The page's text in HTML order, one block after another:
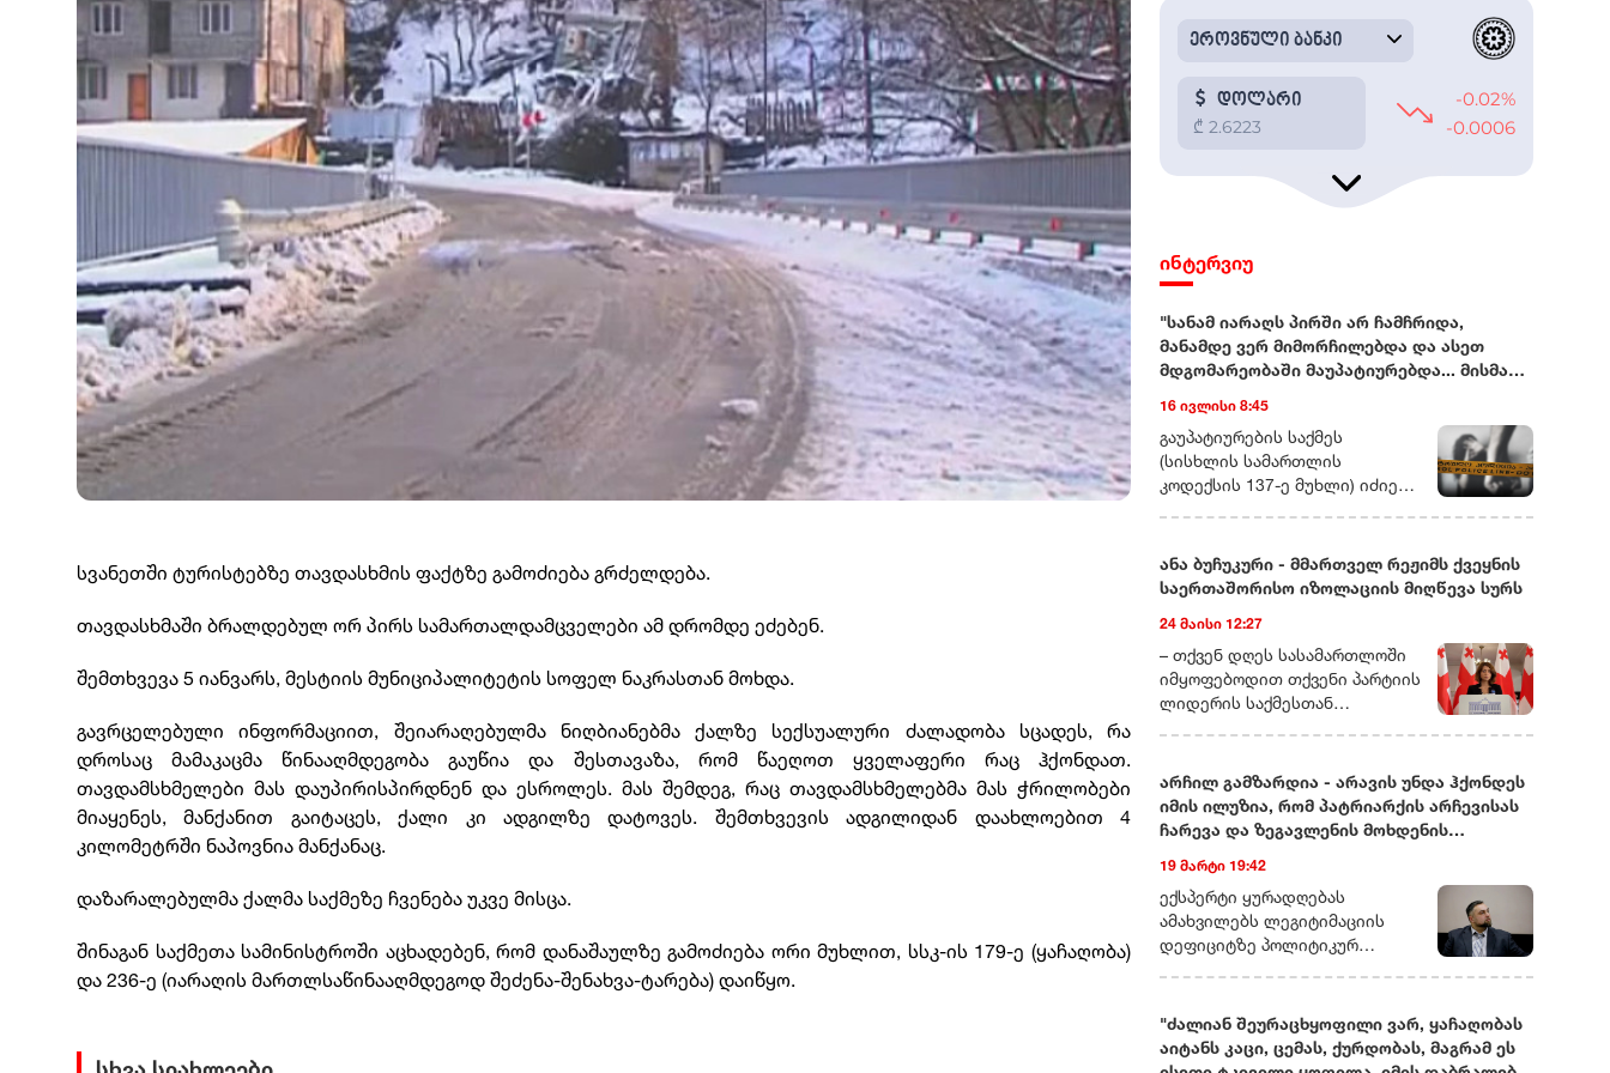
სვანეთში ტურისტებზე თავდასხმის ფაქტზე გამოძიება გრძელდება.
თავდასხმაში ბრალდებულ ორ პირს სამართალდამცველები ამ დრომდე ეძებენ.
შემთხვევა 5 იანვარს, მესტიის მუნიციპალიტეტის სოფელ ნაკრასთან მოხდა.
გავრცელებული ინფორმაციით, შეიარაღებულმა ნიღბიანებმა ქალზე სექსუალური ძალადობა სცადეს, რა
დროსაც მამაკაცმა წინააღმდეგობა გაუწია და შესთავაზა, რომ წაეღოთ ყველაფერი რაც ჰქონდათ.
თავდამსხმელები მას დაუპირისპირდნენ და ესროლეს. მას შემდეგ, რაც თავდამსხმელებმა მას ჭრილობები
მიაყენეს, მანქანით გაიტაცეს, ქალი კი ადგილზე დატოვეს. შემთხვევის ადგილიდან დაახლოებით 4
კილომეტრში ნაპოვნია მანქანაც.
დაზარალებულმა ქალმა საქმეზე ჩვენება უკვე მისცა.
შინაგან საქმეთა სამინისტროში აცხადებენ, რომ დანაშაულზე გამოძიება ორი მუხლით, სსკ-ის 179-ე (ყაჩაღობა)
და 236-ე (იარაღის მართლსაწინააღმდეგოდ შეძენა-შენახვა-ტარება) დაიწყო.
ინტერვიუ
"სანამ იარაღს პირში არ ჩამჩრიდა,
მანამდე ვერ მიმორჩილებდა და ასეთ
მდგომარეობაში მაუპატიურებდა... მისმა
გამაუპატიურეს"
16 ივლისი 8:45
გაუპატიურების საქმეს (სისხლის სამართლის კოდექსის 137-ე მუხლი) იძიებს შინაგან საქმეთა სამინისტროს სამეგრელო-ზემო სვანეთის პოლიციის დეპარტამენტი.ორი, ერთმანეთისგან დამოუკიდებელი წყარო გვეუბნება, რომ პოლიციამ უკვე დაკითხა ის ადამიანები, რომლებმაც, შესაძლოა, ამ ისტორიის შესახებ რამე იცოდნენ.რადიო თავისუფლების ინფორმაციითვე, გამოძიება დაახლოებით ერთი თვის წინ, სოციალურ ქსელში გავრცელებული ვიდეომიმართვების საფუძველზეა დაწყებული.სწორედ ერთი თვის წინ დაუკავშირდა გამომძიებელი 43 წლის ნატა ვიბლიანს, ქალს, რომელიც ამბობს, რომ 90-იან წლებში, რამდენიმე წლის განმავლობაში, მას სისტემატურად აუპატიურებდა თანასოფლელი, სრულწლოვანი კაცი. ამ კაცის გარდა, ნატა ვიბლიანი გაუპატიურებაში ბრალს კიდევ სამ თანასოფლელს სდებს.ვიდეომიმართვებით დაწყებული საქმენატა ვიბლიანის ვიდეომიმართვები სოციალურ ქსელში დაახლოებით სამი თვის წინ გამოჩნდა. ემიგრანტი ქალი ჰყვებოდა, რომ 1990-იან წლებში, სვანეთში, სოფელ სგურიშში, სადაც ის ოჯახთან ერთად ცხოვრობდა, სისტემატური სექსუალური ძალადობის მსხვერპლი იყო. ქალი ღიად ასახელებს იმ კაცების ვინაობას, რომლებმაც მისი თქმით, მასზე ბავშვობისას იძალადეს.ამ ჩანაწერებს არაერთგვაროვანი გამოხმაურება მოჰყვა - სოციალური ქსელების მომხმარებლების ნაწილი გამოძიების დაწყებას, ქალის უფლებების დაცვას, სამართლიანობის აღდგენას მოითხოვს. ისინი ნატა ვიბლიანის მხარდამჭერ, სოლიდარობის გამომხატველ ვიდეომიმართვებსაც ავრცელებენ.ნაწილს კი მიაჩნია, რომ ქალი ყოფილი თანასოფლელების რეპუტაციის შელახვას ცდილობს და ვიდეოების კომენტარებში მას შეურაცხმყოფელი სიტყვებით მიმართავს.„მაუპატიურებდა ბოსელში, სახლში, მინდორში“ - ნატა ვიბლიანის ნაამბობინატა ვიბლიანს რადიო თავისუფლება პირველად რამდენიმე დღის წინ, საზღვარგარეთ დაუკავშირდა. ის წლებია, ემიგრაციაში ცხოვრობს. ჰყავს შვილი და სამი თვის შვილიშვილი.გვეუბნება, რომ ამ 35 წლის განმავლობაში, არ ყოფილა დღე, როდესაც მის თავს გადამხდარ ამბავზე არ უფიქრია: „როცა ძალა მოვიკრიბე, როცა რაღაც ცოდნაც დავაგროვე, გავბედე და ვთქვი, იმ ხალხის დასასჯელად კი არა, სამართლიანობის აღსადგენად“, - ამბობს ნატა ვიბლიანი.ქალს უჭირს დააზუსტოს კონკრეტული წლები, როცა მისი თქმით, თანასოფლელი კაცი - ნათლიის ძმა, მასზე სექსუალურად ძალადობდა:„4 კლასის განათლება მაქვს. ნათლად მახსოვს ფაქტები, მაგრამ წლების დასახელება მიჭირს. მამაჩემის გარდაცვალებიდან ერთი წლის შემდეგ დაიწყო ეს ჯოჯოხეთი. მამას წლისთავის მერე, რამდენიმე დღეში. მამა 7 წლის ასაკში ჩამაკვდა ხელებში და ოთხი და-ძმა დავრჩით, დედაჩემის ამარა“.ნატა ვიბლიანი ამბობს, რომ კაცმა ის პირველად საქონლის სადგომში გააუპატიურა:„ძროხას ვწველიდი, იქ შემოვიდა. თავზე გადამისვა ხელი, ნუ გეშინიაო... ტკივილისგან გავითიშე, რამდენი ხანი ვეგდე იმ ბოსელში, იმ მდგომარეობაში, არ მახსოვს. გონზე რომ მოვედი, ეს ადამიანი იქ აღარ იყო. დამტოვა და გაიქცა“...ნატა ვიბლიანი ჰყვება, რომ იმ დღის შემდეგ, მასზე ძალადობა სისტემატური გახდა, მათ შორის, იარაღის მუქარით:„დაუმორჩილებელი ბავშვი ვიყავი, სანამ იარაღს არ აიღებდა და პირში არ ჩამჩრიდა პისტოლეტის ლულას, მანამდე ვერ მიმორჩილებდა და ასეთ მდგომარეობაში მაუპატიურებდა. ჩემს უმცროს ძმებს უშვერდა იარაღს და ამბობდა, რომ ხმას თუ ამოვიღებდი, იმათ დახოცავდა“.ქალი არამხოლოდ გაუპატიურებაზე არამედ ძალადობისა და დაშინების სხვა ეპიზოდებსაც ჰყვება:„ცხენზე გამომაბა და სადაც ზაფხულობით, საბალახოდ გადაგვყავდა საქონელი, იქამდე მათრია ცხენზე მიბმული, რომ ვინმესთვის არ მეთქვა სიმართლე“.ნატა ვიბლიანის მონათხრობით, ის 14 წლის იქნებოდა, როდესაც დაორსულდა და ბავშვი ნაადრევად გააჩინა:„ვიცი, რომ ცოცხალი დაიბადა, დავინახე და ხმაც გავიგე, ჩემი ინფორმაციით, ექიმი, რომელმაც მამშობიარა, ცოცხალი აღარაა. მახსოვს დიალოგი, ექიმმა როგორ იკითხა ბავშვზე, რა ვუყოთო და ის [კაცი, რომელიც ნატა ვიბლიანის თქმით, მასზე სექსუალურად ძალადობდა] პასუხობდა, მოკალითო. ბავშვს რა ბედი ეწია, არ ვიცი“.43 წლის ქალი ამბობს, რომ სოფელ სგურიშში, როგორც მისმა ოჯახის წევრებმა და ნათესავებმა, ისე სხვა თანასოფლელებმა იცოდნენ, რომ მასზე სექსუალურად ძალადობდნენ, თუმცა ამბობს, რომ თანასოფლელები, მათ შორის, საკუთარი გვარიც წარმომადგენლებიც მას ადანაშაულებდნენ: "[ვიბლიანებთან] ნათლობის სუფრაზე მივედი, გამოვიდნენ, თუკი რამე სალანძღავი სიტყვა იყო, ყველაფერი მეძახეს. ეზოში ბავშვები იყვნენ და ბავშვებმა ქვების სროლით გამომაცილეს".ნატა ვიბლიანის თქმით, 1990-იანი წლების შუაში, ზუგდიდის სამხარეო პოლიციას მიმართა მისმა ბაბუამ, დედის მამამ, თუმცა, საქმის გამოძიება მალევე შეწყდა:„ექსპერტიზაც ჩამიტარეს მაშინ. მაგრამ ამ ადამიანს ნაცნობები ჰყავდა პოლიციაში და ძალიან ბევრი რამ მიიჩქმალა. დაახლოებით ერთ კვირაში, ისევ ჩემმა ოჯახმა, საჩივარი უკან გამოიტანა და ასე დასრულდა ეს საქმე“."რადიო თავისუფლებამ" შინაგან საქმეთა სამინისტროსგან გამოითხოვა 1990-იან წლებში დაწყებული გამოძიების შესახებ ინფორმაცია. უწყებისგან პასუხი ჯერ არ მიგვიღია.გარდა იმ კაცისა, რომელიც ნატა ვიბლიანის თქმით, მასზე სისტემატურად ძალადობდა, ქალი ამბობს, რომ ის იმავე პერიოდში გააუპატიურა კიდევ სამმა კაცმა:„სამივენი ამ კაცის ნათესავები არიან. მათ სწორედ მისი ჩარევით გამაუპატიურეს, მისი სიბინძურის დასაფარად, რომ ხმა ვერ ამომეღო ვერასდროს, როგორც ქალს, რომ ვერასდროს მეთქვა, რომ მე ამდენმა კაცმა გამაუპატიურა“.ნატა ვიბლიანი ამბობს, რომ ის და მისი ოჯახი, მოგვარეების ნაწილის ზეწოლის გამო იძულებული გახდა სოფლიდან 1990-იანი წლების ბოლოს გადასახლებულიყო:„ნოდარიშარები შეგროვდნენ და გადაწყვიტეს, რომ ჩვენი იქ ცხოვრება აღარ შეიძლებოდა, მოგვცეს 22 ათასი ლარი [სოფელში არსებული სახლის სანაცვლო თანხა] და დედასთან და და-ძმებთან ერთად წავედით ზუგდიდში. სოფელში ძალიან კარგი სახლი დავტოვეთ და ზუგდიდში აღმოვჩნდით გაუსაძლის პირობებში. მაშინ ჯერ კიდევ არასრულწლოვანი ვიყავი, მქონდა თვითმკვლელობის მცდელობაც, მაგრამ გადავრჩი.როგორც კი გამოვკეთდი და ძალა მოვიკრიბე, წავედი სახლიდან ქუთაისში და იმის შემდეგ ჩემი ოჯახის წევრებს აღარ გავკარებივარ, აღარც დედმამიშვილებს, არც დედას და არავის. როცა მჭირდებოდა, მაშინ არავინ დამიდგა გვერდში, არც დედაჩემი.ჩემი შვილი ისე გახდა 7 წლის, რომ ნათესავებთან კავშირი არ მქონია. მართალია, შემდეგ აღვადგინე ურთიერთობა, მაგრამ ისე მექცეოდნენ, თითქოს მე ვიყავი დამნაშავე და ამიტომ აღარ მინდა არავისთან ურთიერთობა“.„პირველ რიგში, მოვითხოვთ გამოკითხვას“ - საქმეში ადვოკატი ჩაერთონატა ვიბლიანის ინტერესებს იურისტი მარიამ ბარსონიძე დაიცავს. 15 ივლისს მან უკვე მიმართა შინაგან საქმეთა სამინისტროს, საქმეს კი დაერთო მისი, როგორც ადვოკატის, ორდერი.მარიამ ბარსონიძე რადიო თავისუფლებასთან საუბრისას ამბობს, რომ პირველ რიგში, ის საგამოძიებო უწყებისგან მოითხოვს ნატა ვიბლიანის გამოკითხვას. ის უკვე ესაუბრა საქმის გამომძიებელს„დეტალურად უნდა მოხდეს იმ საზარელი ფაქტების აღწერა, რის შესახებაც ნატა ვიბლიანი ჰყვება. ამის შემდეგ მას აუცილებლად უნდა მიანიჭონ დაზარალებულის სტატუსი და მას, როგორც დაზარალებულს და მე, როგორც დაზარალებულის ადვოკატს, გვექნება სრული უფლება, რომ საქმის მასალებს გავეცნოთ სრულყოფილად“.ადვოკატი უკვე ესაუბრა გამომძიებელს:„ჯერჯერობით, არ მაქვს ინფორმაცია, როდის იგეგმება მისი გამოკითხვა, თუმცა, ეს ცოცხალი პროცესია და ხაზზე ვარ გამომძიებელთან“, - ამბობს მარიამ ბერსონიძე.რა შანსია, რომ 35 წლის შემდეგ გამოძიება სავარაუდო დანაშაულის კვალზე გავიდეს?შესაძლებელია თუ არა, რომ სამი ათწლეულის შემდეგ, პასუხი მოეთხოვოს ადამიანს დანაშაულისთვის, რომლის მსხვერპლიც, სავარაუდოდ, 14 წელს მიუღწეველი ბავშვი იყო?დღეს საქართველოს სისხლის სამართლის კანონმდებლობა არასრულწლოვანის მიმართ ჩადენილი რიგი სექსუალური დანაშაულებისთვის ხანდაზმულობის ვადას აღარ ითვალისწინებს.1990-იან წლებში, სავარაუდოდ ჩადენილი დანაშაულის შემთხვევაში, მნიშვნელოვანია, დადგინდეს დანაშაულის [დანაშაულის ბოლო ეპიზოდის] ჩადენის ზუსტი დრო, მისი სამართლებრივი კვალიფიკაცია, იმ პერიოდში მოქმედი კანონი და ისიც, თუ რა გავლენა შეიძლება ჰქონდეს მოგვიანებით მიღებულ საკანონმდებლო ცვლილებებს.„2020 წლიდან შეიცვალა კანონი და არასრულწლოვანის მიმართ ჩადენილ სქესობრივ დანაშაულებს ხანდაზმულობის ვადა აღარ ეხებათ. თუკი 2020 წლისთვის არ იყო გასული კონკრეტული ხანდაზმულობის ვადა, თავდაპირველად 25 წელი და შემდგომ, 2018-ში შეცვლილი კანონით - 30 წელი, ეს ნიშნავს რომ ნატა ვიბლიანის საქმეს ხანდაზმულობის ვადა აღარ ეხება“, - ეუბნება რადიო თავისუფლებას მარი ვარამაშვილი, ორგანიზაცია „საფარის“ იურისტი. ის სწორედ იმ გოგოებისა და ქალების ინტერესებს იცავს, რომლებიც წლების წინ გახდნენ სქესობრივი დანაშაულის მსხვერპლები და მხოლოდ ახლაღა გადაწყვიტეს ამაზე ხმამაღლა საუბარი:„ეს არ არის ახალი ამბავი, როდესაც ქალები წარსულში, წლების წინ მომხდარი დანაშაულების შესახებ იწყებენ საუბარს. ასეთ დროს ძალიან მნიშვნელოვანია, პროცესში თავად დაზარალებულის ჩართულობა.ამ ეტაპზე, რასაც ვხედავთ, გამოძიება ძალიან შაბლონურადაა დაწყებული. პირველ რიგში, გამოძიება რითაც უნდა დაინტერესდეს, ეს არის დაზარალებულის დროული გამოკითხვა... [უნდა] გამოიკითხოს ყველა ის ადამიანი, ვინც შესაძლოა რაიმე მნიშვნელოვან ინფორმაციას ფლობდეს.ცხადია, საქმეზე, შესაძლოა, დადგეს შედეგი და ასეთ საქმეებზე დამდგარა კიდეც, მთავარია, ეფექტიანი და ყოველმხრივი გამოძიება. მნიშვნელოვანია, რომ ჩატარდეს ქალის ფსიქოლოგიური ექსპერტიზა, რათა ეს მტკიცებულებაც არსებობდეს. ძალიან მნიშვნელოვანია გამოძიებამ გამოითხოვოს არქივიდან ძველი საქმის მასალები. თუკი ეს მასალები არსებობს, ეს უკვე ძალიან მყარი მტკიცებულება იქნება წარსულში ჩადენილი დანაშაულისა. შესაძლოა, მხოლოდ დაზარალებულის ჩვენებითა და ამ მტკიცებულებითაც კი მოხდეს ბრალის წარდგენა“, - ამბობს მარი ვარამაშვილი რადიო თავისუფლებასთან საუბრისას.ნატა ვიბლიანის ინტერესების დამცველს მარიამ ბარსონიძეს მიაჩნია, რომ 43 წლის ქალის საქმე არა მხოლოდ გამოძიების კუთხითაა მნიშვნელოვანი, ის მნიშვნელოვანია იმ ქალებისთვისაც, რომლებიც წლებია დუმან მათ მიმართ ჩადენილი დანაშაულების შესახებ:„ვთვლი, რომ ეს საქმე ბევრი ქალის გზას გახსნის. შესაბამისად, მხოლოდ გამოძიებისა და მისი ხანდაზმულობის კუთხით არ უნდა შევხედოთ ამ საქმეს. საქმეს უნდა შევხედოთ საზოგადოებრივი ინტერესის კუთხითაც.ნატა ვიბლიანის საქმეში არაერთი და ძალიან მძიმე ეპიზოდებია. პირდაპირ გეტყვით, ეს არის ძალიან რთული საქმე და დიდი ალბათობით, შსს მიიღებს გადაწყვეტილებას, რომ აქტიურად აწარმოოს სწორედ ის საგამოძიებო მოქმედებები, რაც შედეგამდე მიიყვანს გამოძიებას. ჩემი პირდაპირი მიზანია, რომ აუცილებლად გამოიკვეთოს დამნაშავეთა წრე და კანონის სრული სიმკაცრით დაისაჯოს თითოეული მათგანი“, - უთხრა რადიო თავისუფლებას მარიამ ბარსონიძემ.ნატა ვიბლიანი რადიო თავისუფლებას ეუბნება, რომ მიუხედავად იმისა, რომ საქართველოდან შორსაა, თავს უსაფრთხოდ მაინც არ გრძნობს და ამ ამბის გახმაურების გამო, ანგარიშსწორების ეშინია:"მე სვანეთის ხუთი გვარი ვამხილე. ხუთი გვარი მემტერება და მომდევს და რომელი გამისწორდება, არ ვიცი. ახლა, მართალია საქართველოში არ ვარ, მაგრამ არც აქ ვგრძნობ თავს უსაფრთხოდ. გან
ანა ბუჩუკური - მმართველ რეჟიმს ქვეყნის
საერთაშორისო იზოლაციის მიღწევა სურს
24 მაისი 12:27
– თქვენ დღეს სასამართლოში
იმყოფებოდით თქვენი პარტიის
ლიდერის საქმესთან
ეს საქმე და რამდენად
სიმბოლურად ასახავს იმას, რაც
ახლა საქართველოში
ოპოზიციური ძალების თავს
ხდება?– დარწმუნებული ვარ,
უკვე იცით, რომ დღეს თითქმის
ყველა ოპოზიციური ლიდერი ან
ციხეშია და
ემიგრაციაში იმყოფება. მსგავსი
რამ საქართველოში ადრე
არასდროს მომხდარა!
არჩილ გამზარდია - არავის უნდა ჰქონდეს
იმის ილუზია, რომ პატრიარქის არჩევისას
ჩარევა და ზეგავლენის მოხდენის
19 მარტი 19:42
ექსპერტი ყურადღებას
ამახვილებს ლეგიტიმაციის
დეფიციტზე პოლიტიკურ
საეკლესიო იერარქიაში
არსებულ შიდა დინებებზე.
გამზარდიას პროგნოზით,
"ძალიან შეურაცხყოფილი ვარ, ყაჩაღობას
აიტანს კაცი, ცემას, ქურდობას, მაგრამ ეს